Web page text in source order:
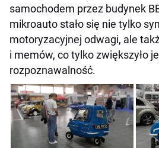
samochodem przez budynek
mikroauto stało się nie tylko
motoryzacyjnej odwagi, ale
i memów, co tylko zwiększyło
rozpoznawalność.